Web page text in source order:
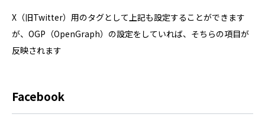
X（旧Twitter）用のタグとして上記も設定することができます
が、OGP（OpenGraph）の設定をしていれば、そちらの項目が
反映されます
Facebook